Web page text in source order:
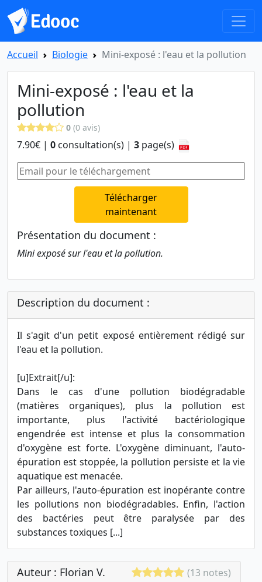
Accueil Biologie Mini-exposé : l'eau et la pollution
Mini-exposé : l'eau et la
pollution
0 (0 avis)
7.90€ | 0 consultation(s) | 3 page(s)
Télécharger
maintenant
Présentation du document :
Mini exposé sur l'eau et la pollution.
Description du document :
Il s'agit d'un petit exposé entièrement rédigé sur
l'eau et la pollution.
[u]Extrait[/u]:
Dans le cas d'une pollution biodégradable
(matières organiques), plus la pollution est
importante, plus l'activité bactériologique
engendrée est intense et plus la consommation
d'oxygène est forte. L'oxygène diminuant, l'auto-
épuration est stoppée, la pollution persiste et la vie
aquatique est menacée.
Par ailleurs, l'auto-épuration est inopérante contre
les pollutions non biodégradables. Enfin, l'action
des bactéries peut être paralysée par des
substances toxiques [...]
Auteur : Florian V. (13 notes)